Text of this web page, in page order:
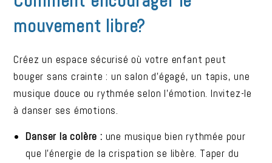
mouvement libre?
Créez un espace sécurisé où votre enfant peut
bouger sans crainte : un salon d’égagé, un tapis, une
musique douce ou rythmée selon l’émotion. Invitez-le
à danser ses émotions.
Danser la colère : une musique bien rythmée pour
que l’énergie de la crispation se libère. Taper du